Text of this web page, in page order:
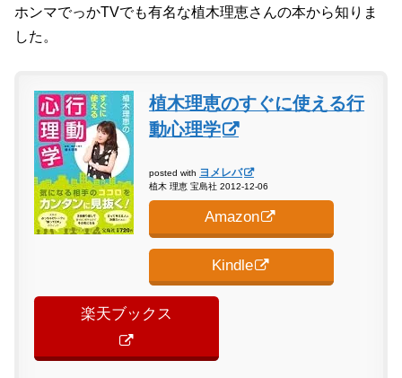
ホンマでっかTVでも有名な植木理恵さんの本から知りま
した。
植木理恵のすぐに使える行
動心理学
posted with ヨメレバ
植木 理恵 宝島社 2012-12-06
Amazon
Kindle
楽天ブックス